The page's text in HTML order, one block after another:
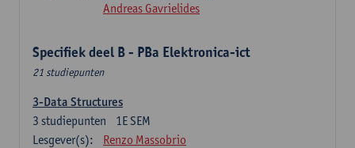
Andreas Gavrielides
Specifiek deel B - PBa Elektronica-ict
21 studiepunten
3-Data Structures
1E SEM
3 studiepunten
Lesgever(s):
Renzo Massobrio